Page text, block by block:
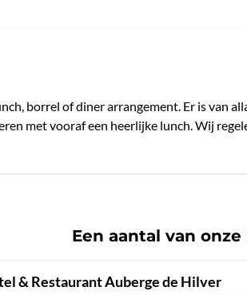
borrel of diner arrangement. Er is van
met vooraf een heerlijke lunch. Wij
Een aantal van
& Restaurant Auberge de Hilver